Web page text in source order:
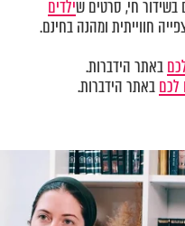
בשידור חי, סרטים שילדים
חווייתית ומהנה בחינם.
באתר הידברות.
לכםבאתר הידברות.